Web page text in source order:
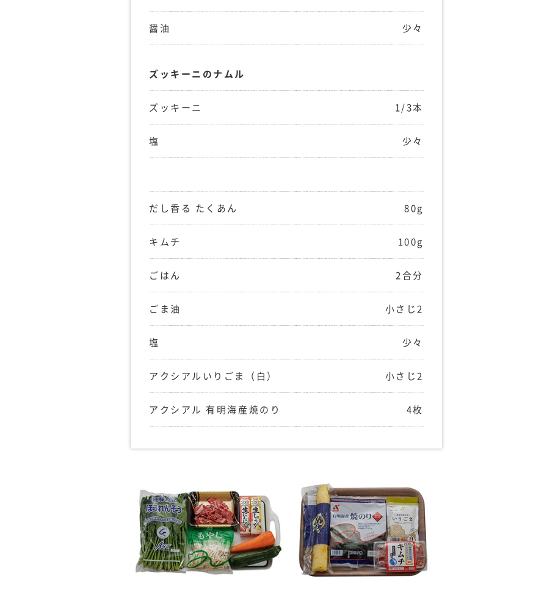
醤油 少々
ズッキーニのナムル
ズッキーニ 1/3本
塩 少々
だし香る たくあん 80g
キムチ 100g
ごはん 2合分
ごま油 小さじ2
塩 少々
アクシアルいりごま（白） 小さじ2
アクシアル 有明海産焼のり 4枚